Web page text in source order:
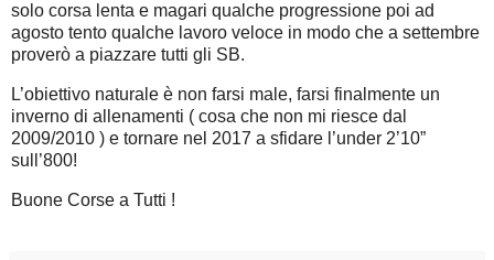
solo corsa lenta e magari qualche progressione poi ad
agosto tento qualche lavoro veloce in modo che a settembre
proverò a piazzare tutti gli SB.
L’obiettivo naturale è non farsi male, farsi finalmente un
inverno di allenamenti ( cosa che non mi riesce dal
2009/2010 ) e tornare nel 2017 a sfidare l’under 2’10”
sull’800!
Buone Corse a Tutti !